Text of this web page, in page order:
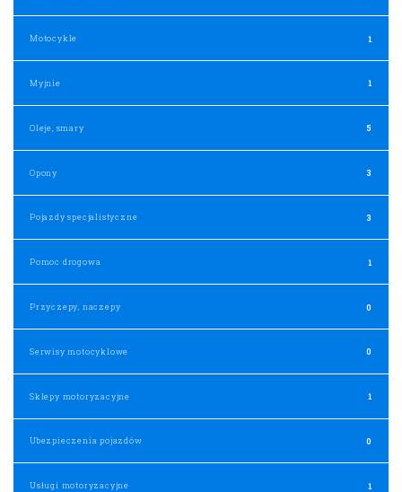
Motocykle 1
Myjnie 1
Oleje, smary 5
Opony 3
Pojazdy specjalistyczne 3
Pomoc drogowa 1
Przyczepy, naczepy 0
Serwisy motocyklowe 0
Sklepy motoryzacyjne 1
Ubezpieczenia pojazdów 0
Usługi motoryzacyjne 1